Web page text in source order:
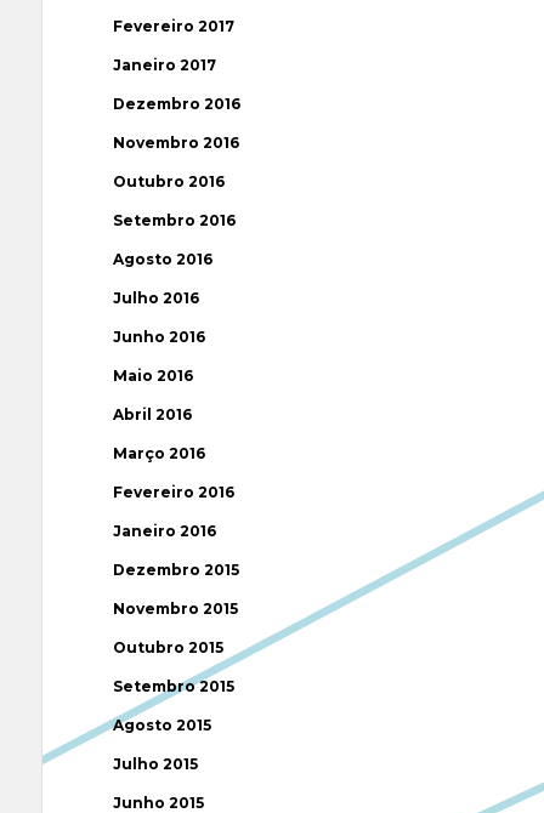
Fevereiro 2017
Janeiro 2017
Dezembro 2016
Novembro 2016
Outubro 2016
Setembro 2016
Agosto 2016
Julho 2016
Junho 2016
Maio 2016
Abril 2016
Março 2016
Fevereiro 2016
Janeiro 2016
Dezembro 2015
Novembro 2015
Outubro 2015
Setembro 2015
Agosto 2015
Julho 2015
Junho 2015